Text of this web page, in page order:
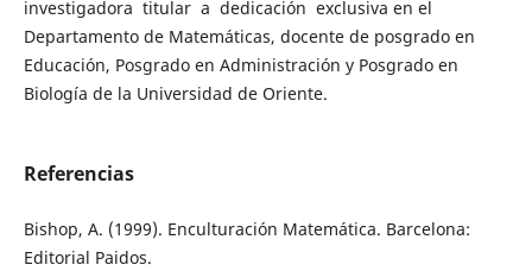
investigadora titular a dedicación exclusiva en el
Departamento de Matemáticas, docente de posgrado en
Educación, Posgrado en Administración y Posgrado en
Biología de la Universidad de Oriente.
Referencias
Bishop, A. (1999). Enculturación Matemática. Barcelona:
Editorial Paidos.